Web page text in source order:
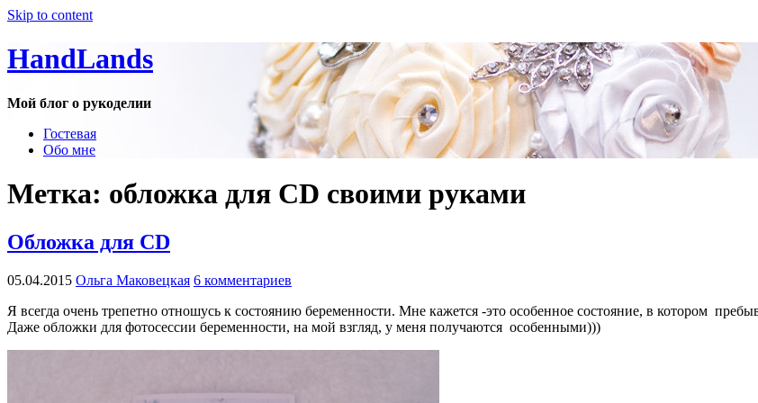
Skip to content
HandLands
Мой блог о рукоделии
Гостевая
Обо мне
Метка: обложка для CD своими руками
Обложка для CD
05.04.2015 Ольга Маковецкая 6 комментариев
Я всегда очень трепетно отношусь к состоянию беременности. Мне кажется -это особенное состояние, в котором
Даже обложки для фотосессии беременности, на мой взгляд, у меня получаются особенными)))